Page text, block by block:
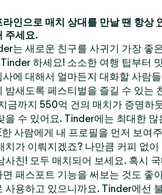
라인으로 매치 상대를 만날 땐 항상
주세요.
는 새로운 친구를 사귀기 가장 좋
하세요! 소소한 여행 팁부터
사에 대해서 얼마든지 대화할 사람
밤새도록 페스티벌을 즐길 수 있는
금까지 550억 건의 매치가 증명하
을 수 있어요. Tinder에는 최대한
한 사람에게 내 프로필을 먼저 보여
치가 이뤄지겠죠? 나만큼 커피 없
사친! 모두 매치되어 보세요. 혹시
면 패스포트 기능을 써보는 것도 좋
사용하고 있으니까요. Tinder에선